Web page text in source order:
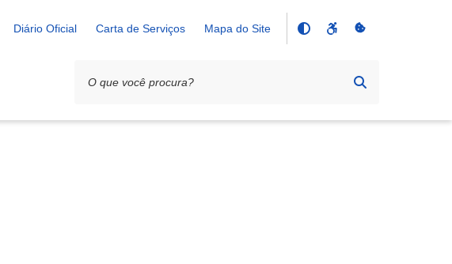
Diário Oficial Carta de Serviços Mapa do Site